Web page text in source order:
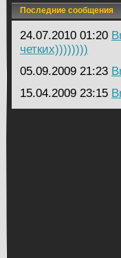
Последние сообщения
24.07.2010 01:20
четких))))))))
05.09.2009 21:23
15.04.2009 23:15